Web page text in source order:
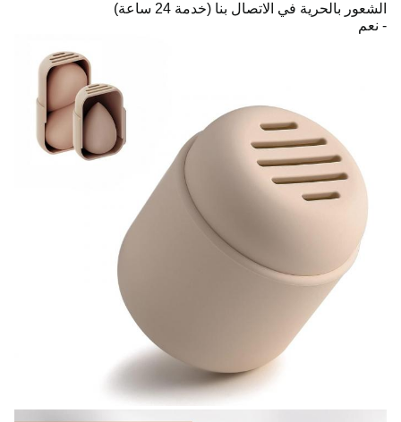
الشعور بالحرية في الاتصال بنا (خدمة 24 ساعة)
- نعم